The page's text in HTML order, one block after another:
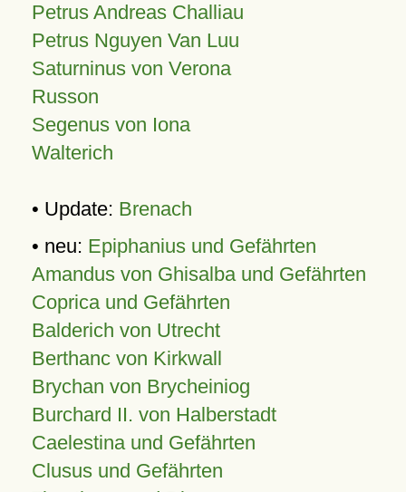
Petrus Andreas Challiau
Petrus Nguyen Van Luu
Saturninus von Verona
Russon
Segenus von Iona
Walterich
• Update: Brenach
• neu: Epiphanius und Gefährten
Amandus von Ghisalba und Gefährten
Coprica und Gefährten
Balderich von Utrecht
Berthanc von Kirkwall
Brychan von Brycheiniog
Burchard II. von Halberstadt
Caelestina und Gefährten
Clusus und Gefährten